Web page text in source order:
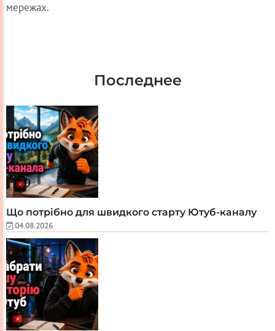
мережах.
Последнее
Що потрібно для швидкого старту Ютуб-каналу
04.08.2026